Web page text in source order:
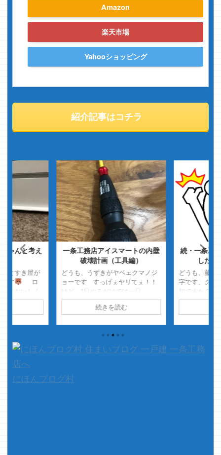
Amazon
楽天市場
Yahooショッピング
紹介記事はコチラ
ゃんと考え
とすき屋が
す
ロ
りおいしく
・・・
...
一条工務店アイスマートの内壁
破壊計画（工具編）
どうも、うずきがヤベェクマノジ
ョーです すっげぇヤリてぇ！！
けど、1日やるだけでは一日
中？？？マークの出っ放し！！ 毎
日やるから精度が上昇っ！！
ーのリフィニッシュもしてぇなぁ
～ｗ ってかマジかっ！！ ガチャ
・・・・ガチャガチャガチャ ２～
６しか手に入らんげぇ～、中覗く
続きを読む
続・一条工
した基
どうも、藤丸
字です、ク
知ですか？藤
CM 記者会見
③ ・・・・
にほんブログ村